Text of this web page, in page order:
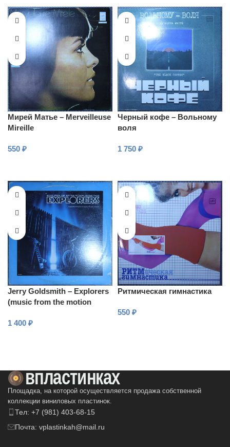
Мирей Матье – Merveilleuse
Mireille
550 ₽
Черный кофе – Вольному
воля
1 750 ₽
Jerry Goldsmith – Explorers
(music from the motion
1 400 ₽
Ритмическая гимнастика
550 ₽
Площадка, на которой осуществляется продажа собственной
коллекции виниловых пластинок.
Тел: +7 (981) 403-68-15
Почта: vplastinkah@mail.ru